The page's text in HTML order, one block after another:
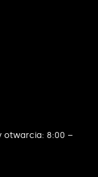
otwarcia: 8:00 –